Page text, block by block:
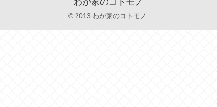
© 2013 わが家のコトモノ.